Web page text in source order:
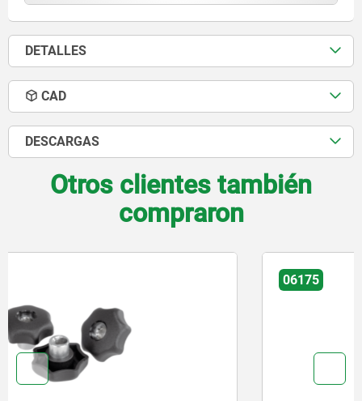
DETALLES
CAD
DESCARGAS
Otros clientes también
compraron